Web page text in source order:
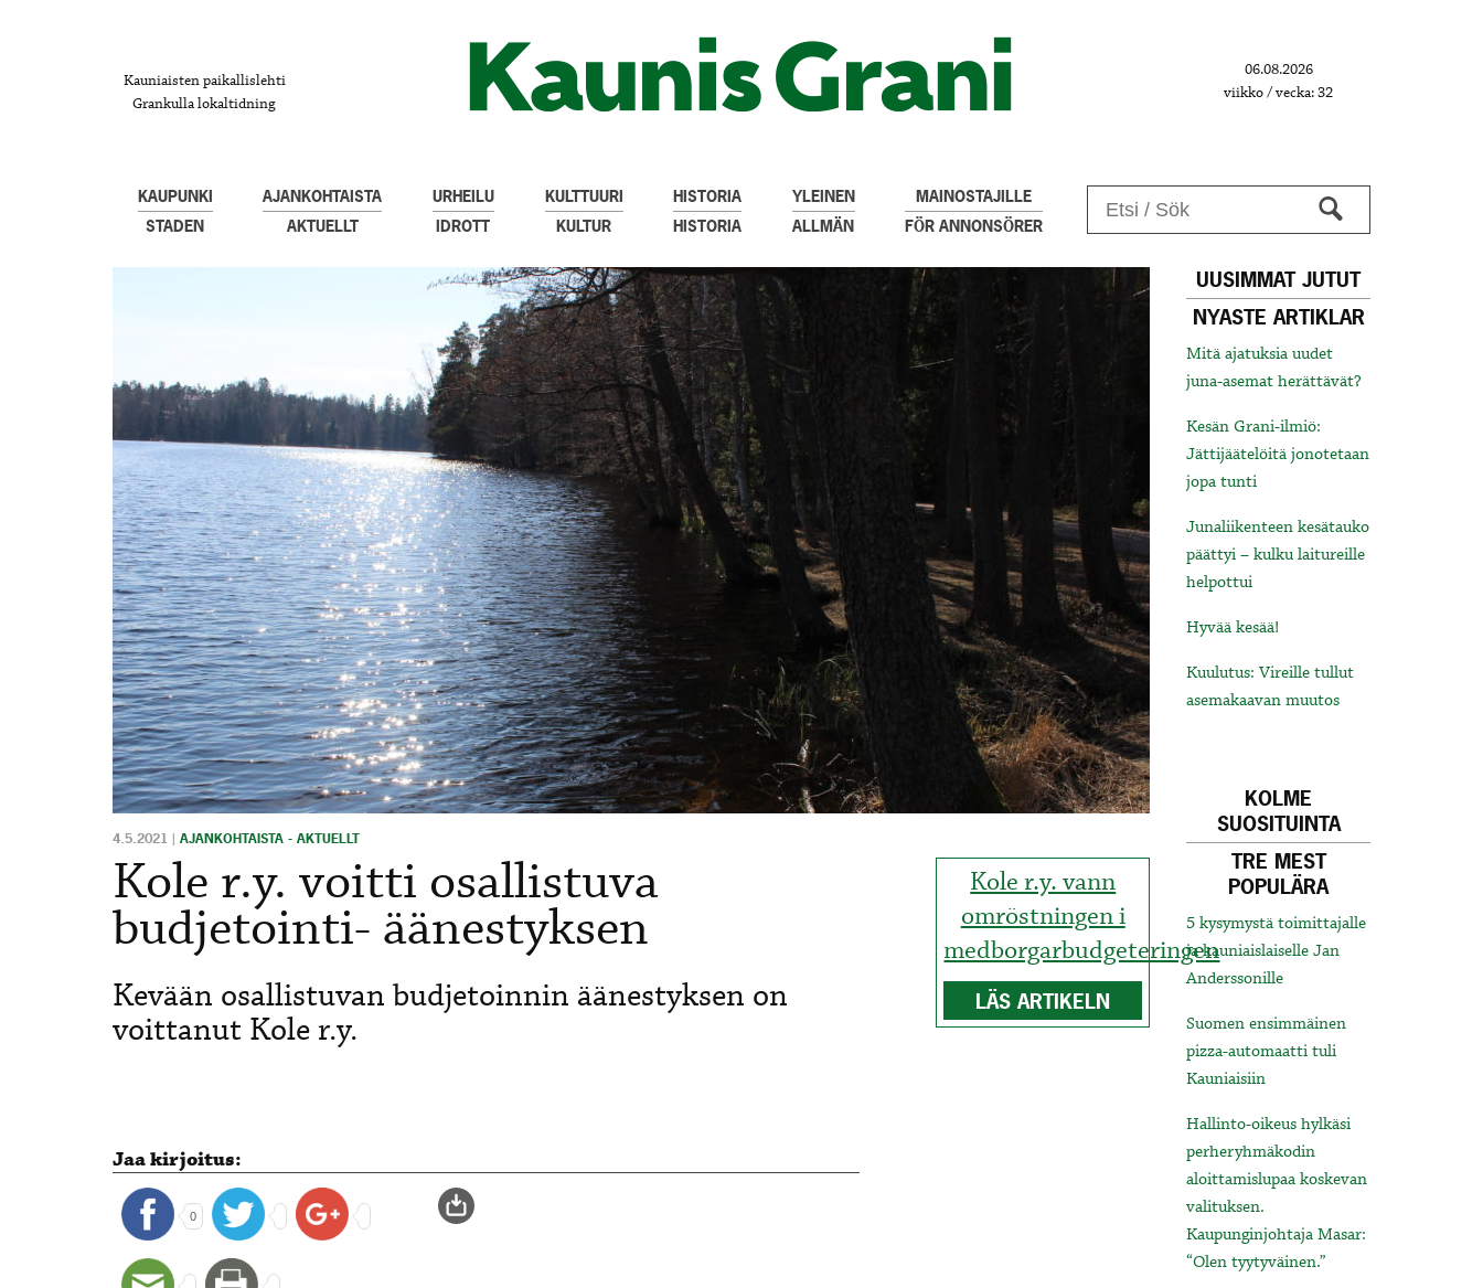
Kauniaisten paikallislehti
Grankulla lokaltidning
06.08.2026
viikko / vecka: 32
KAUPUNKI
STADEN
AJANKOHTAISTA
AKTUELLT
URHEILU
IDROTT
KULTTUURI
KULTUR
HISTORIA
HISTORIA
YLEINEN
ALLMÄN
MAINOSTAJILLE
FÖR ANNONSÖRER
Kole r.y. vann
omröstningen i
medborgarbudgeteringen
LÄS ARTIKELN
4.5.2021 | AJANKOHTAISTA - AKTUELLT
Kole r.y. voitti osallistuva
budjetointi- äänestyksen
Kevään osallistuvan budjetoinnin äänestyksen on
voittanut Kole r.y.
Jaa kirjoitus:
0
UUSIMMAT JUTUT
NYASTE ARTIKLAR
Mitä ajatuksia uudet
juna-asemat herättävät?
Kesän Grani-ilmiö:
Jättijäätelöitä jonotetaan
jopa tunti
Junaliikenteen kesätauko
päättyi – kulku laitureille
helpottui
Hyvää kesää!
Kuulutus: Vireille tullut
asemakaavan muutos
KOLME
SUOSITUINTA
TRE MEST
POPULÄRA
5 kysymystä toimittajalle
ja kauniaislaiselle Jan
Anderssonille
Suomen ensimmäinen
pizza-automaatti tuli
Kauniaisiin
Hallinto-oikeus hylkäsi
perheryhmäkodin
aloittamislupaa koskevan
valituksen.
Kaupunginjohtaja Masar:
“Olen tyytyväinen.”